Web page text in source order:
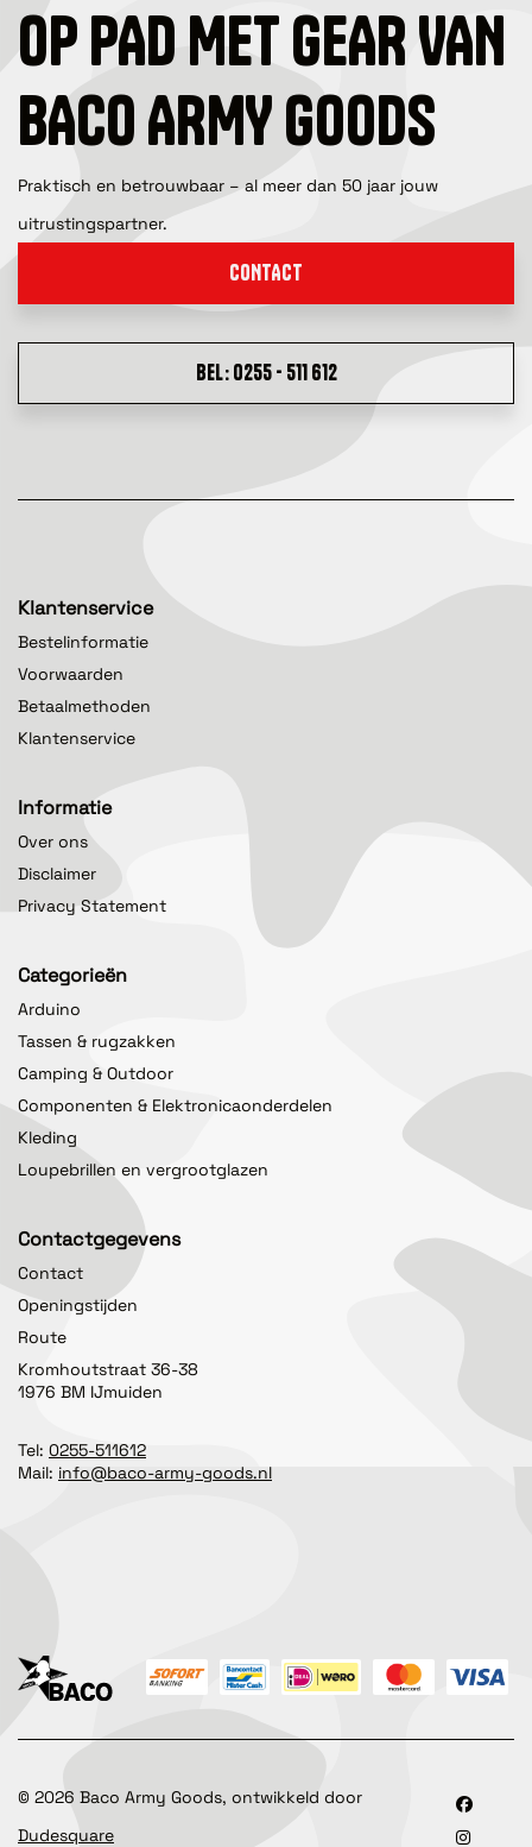
OP PAD MET GEAR VAN
BACO ARMY GOODS
Praktisch en betrouwbaar – al meer dan 50 jaar jouw
uitrustingspartner.
CONTACT
BEL: 0255 - 511 612
Klantenservice
Bestelinformatie
Voorwaarden
Betaalmethoden
Klantenservice
Informatie
Over ons
Disclaimer
Privacy Statement
Categorieën
Arduino
Tassen & rugzakken
Camping & Outdoor
Componenten & Elektronicaonderdelen
Kleding
Loupebrillen en vergrootglazen
Contactgegevens
Contact
Openingstijden
Route
Kromhoutstraat 36-38
1976 BM IJmuiden
Tel: 0255-511612
Mail: info@baco-army-goods.nl
© 2026 Baco Army Goods, ontwikkeld door
Dudesquare